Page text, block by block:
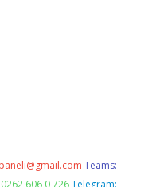
Teams:
606 0 726 Telegram: